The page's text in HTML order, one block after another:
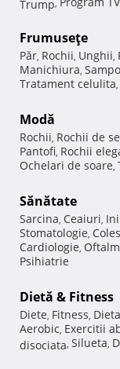
Trump,
Frumuseţe
Păr, Rochii, Unghii,
Manichiura,
Tratament celulita,
Modă
Rochii, Rochii de
Pantofi, Rochii
Ochelari de soare,
Sănătate
Sarcina, Ceaiuri,
Stomatologie,
Cardiologie,
Psihiatrie
Dietă & Fitness
Diete, Fitness,
Aerobic, Exercitii
disociata, Silueta,